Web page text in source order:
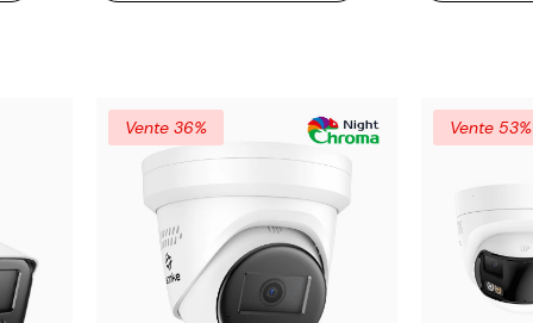
Vente 36% Vente 53%